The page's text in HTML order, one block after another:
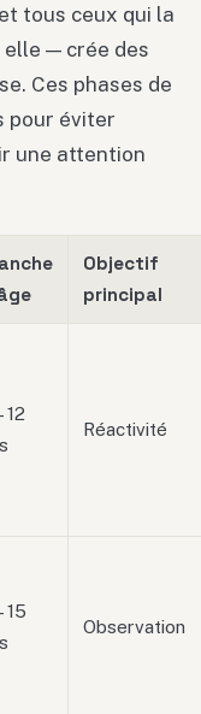
tous ceux qui la
elle — crée des
Ces phases de
pour éviter
une attention
Objectif
principal
12
Réactivité
15
Observation